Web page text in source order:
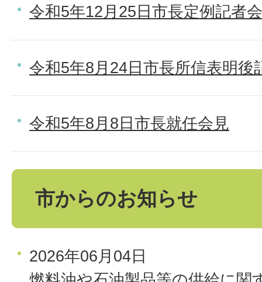
令和5年12月25日市長定例記者
令和5年8月24日市長所信表明後
令和5年8月8日市長就任会見
市からのお知らせ
2026年06月04日